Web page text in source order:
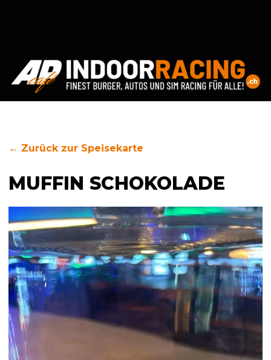
← Zurück zur Speisekarte
MUFFIN SCHOKOLADE